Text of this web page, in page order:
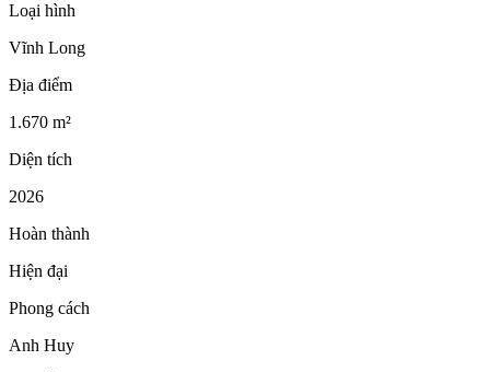
Loại hình
Vĩnh Long
Địa điểm
1.670 m²
Diện tích
2026
Hoàn thành
Hiện đại
Phong cách
Anh Huy